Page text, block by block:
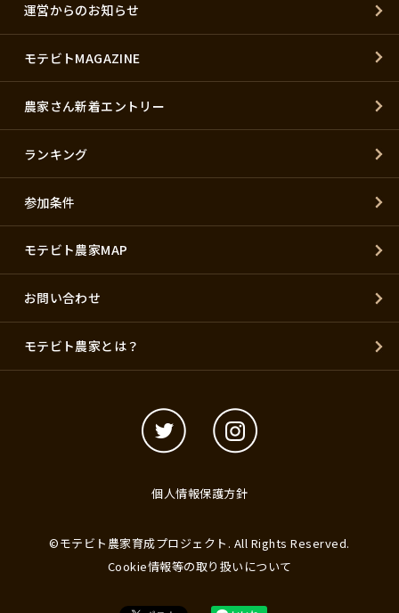
運営からのお知らせ
モテビトMAGAZINE
農家さん新着エントリー
ランキング
参加条件
モテビト農家MAP
お問い合わせ
モテビト農家とは？
個人情報保護方針
©モテビト農家育成プロジェクト. All Rights Reserved.
Cookie情報等の取り扱いについて